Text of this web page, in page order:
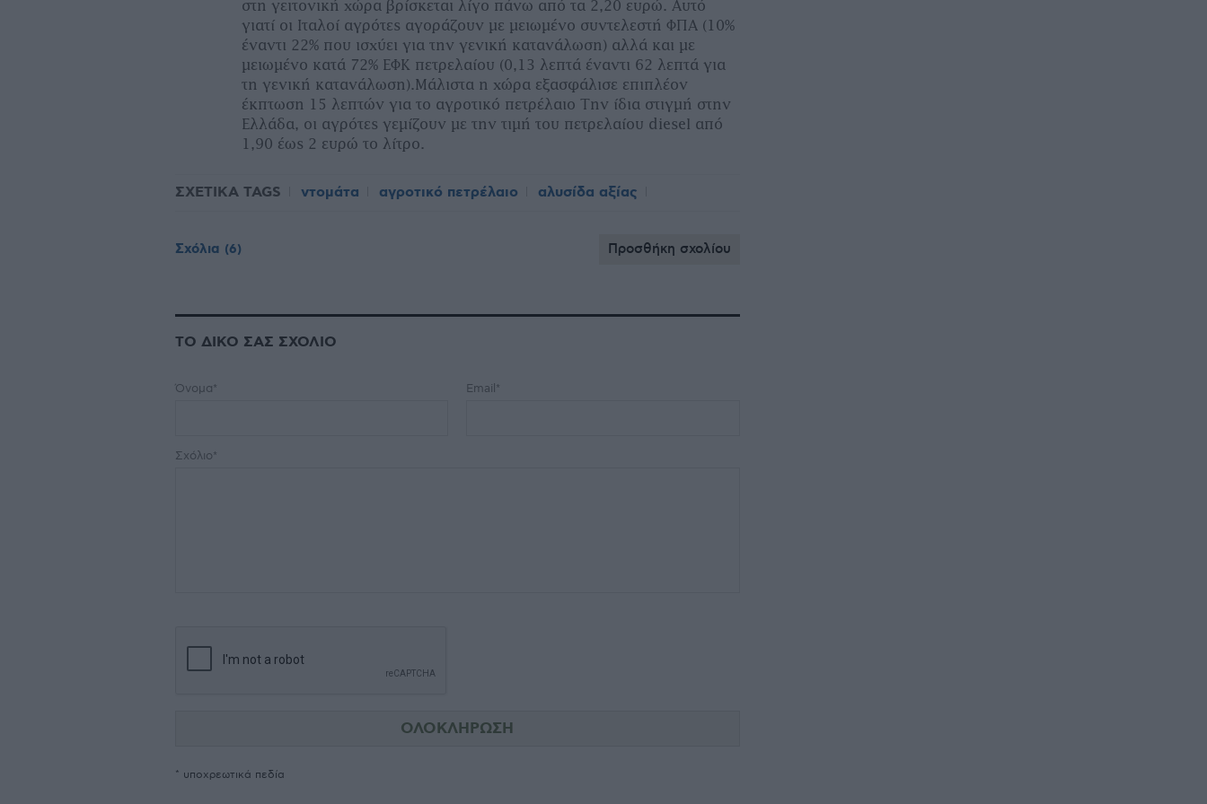
στη γειτονική χώρα βρίσκεται λίγο πάνω από τα 2,20 ευρώ. Αυτό
γιατί οι Ιταλοί αγρότες αγοράζουν µε µειωµένο συντελεστή ΦΠΑ (10%
έναντι 22% που ισχύει για την γενική κατανάλωση) αλλά και µε
µειωµένο κατά 72% ΕΦΚ πετρελαίου (0,13 λεπτά έναντι 62 λεπτά για
τη γενική κατανάλωση).Μάλιστα η χώρα εξασφάλισε επιπλέον
έκπτωση 15 λεπτών για το αγροτικό πετρέλαιο Την ίδια στιγµή στην
Ελλάδα, οι αγρότες γεµίζουν µε την τιµή του πετρελαίου diesel από
1,90 έως 2 ευρώ το λίτρο.
ΣΧΕΤΙΚΑ TAGS ντομάτα αγροτικό πετρέλαιο αλυσίδα αξίας
Σχόλια (6) Προσθήκη σχολίου
ΤΟ ΔΙΚΟ ΣΑΣ ΣΧΟΛΙΟ
Όνομα* Email*
Σχόλιο*
* υποχρεωτικά πεδία